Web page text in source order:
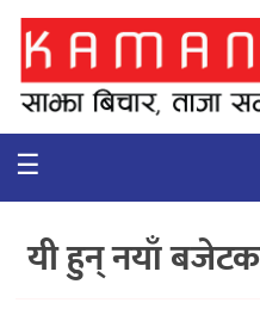
गृहपृष्ठ
समाचार
कुटनिती
कुराकानी
☰
यी हुन् नयाँ